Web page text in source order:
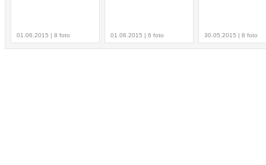
01.06.2015 | 8 foto 01.06.2015 | 6 foto 30.05.2015 | 8 foto